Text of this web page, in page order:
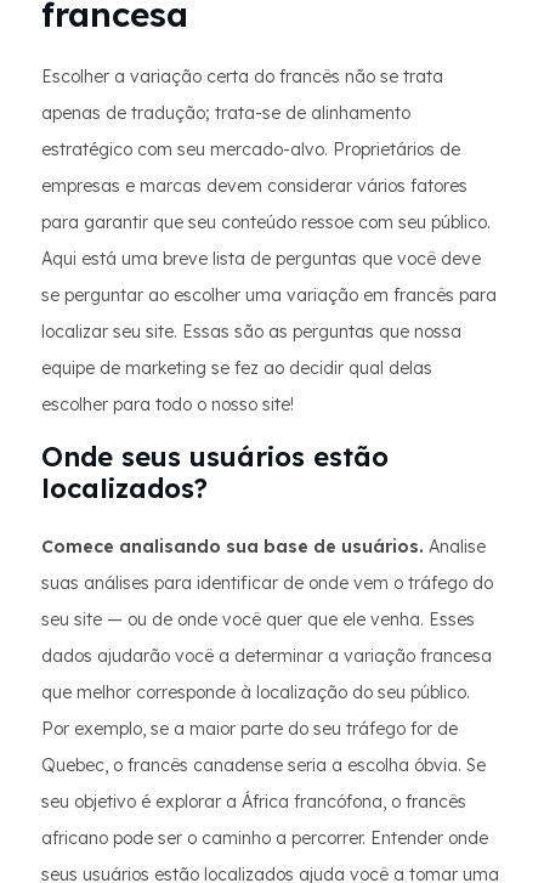
francesa
Escolher a variação certa do francês não se trata
apenas de tradução; trata-se de alinhamento
estratégico com seu mercado-alvo. Proprietários de
empresas e marcas devem considerar vários fatores
para garantir que seu conteúdo ressoe com seu público.
Aqui está uma breve lista de perguntas que você deve
se perguntar ao escolher uma variação em francês para
localizar seu site. Essas são as perguntas que nossa
equipe de marketing se fez ao decidir qual delas
escolher para todo o nosso site!
Onde seus usuários estão
localizados?
Comece analisando sua base de usuários. Analise
suas análises para identificar de onde vem o tráfego do
seu site — ou de onde você quer que ele venha. Esses
dados ajudarão você a determinar a variação francesa
que melhor corresponde à localização do seu público.
Por exemplo, se a maior parte do seu tráfego for de
Quebec, o francês canadense seria a escolha óbvia. Se
seu objetivo é explorar a África francófona, o francês
africano pode ser o caminho a percorrer. Entender onde
seus usuários estão localizados ajuda você a tomar uma